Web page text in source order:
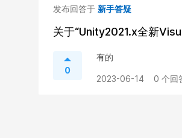
发布回答于 新手答疑
关于“Unity2021.x全新
0
有的
2023-06-14 0 个回